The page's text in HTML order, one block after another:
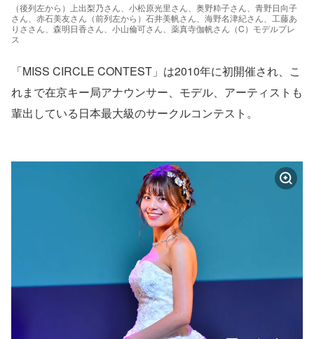
（後列左から）上出梨乃さん、小松原光里さん、奥野粋子さん、青野日向子
さん、赤石美友さん（前列左から）石井美帆さん、海野名津紀さん、工藤あ
りささん、森明日香さん、小山倫可さん、薬真寺伽帆さん（C）モデルプレ
ス
「MISS CIRCLE CONTEST」は2010年に初開催され、こ
れまで在京キー局アナウンサー、モデル、アーティストも
輩出している日本最大級のサークルコンテスト。